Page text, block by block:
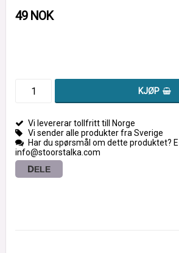
49 NOK
KJØP
Vi levererar tollfritt till Norge
Vi sender alle produkter fra Sverige
Har du spørsmål om dette produktet?
info@stoorstalka.com
DELE